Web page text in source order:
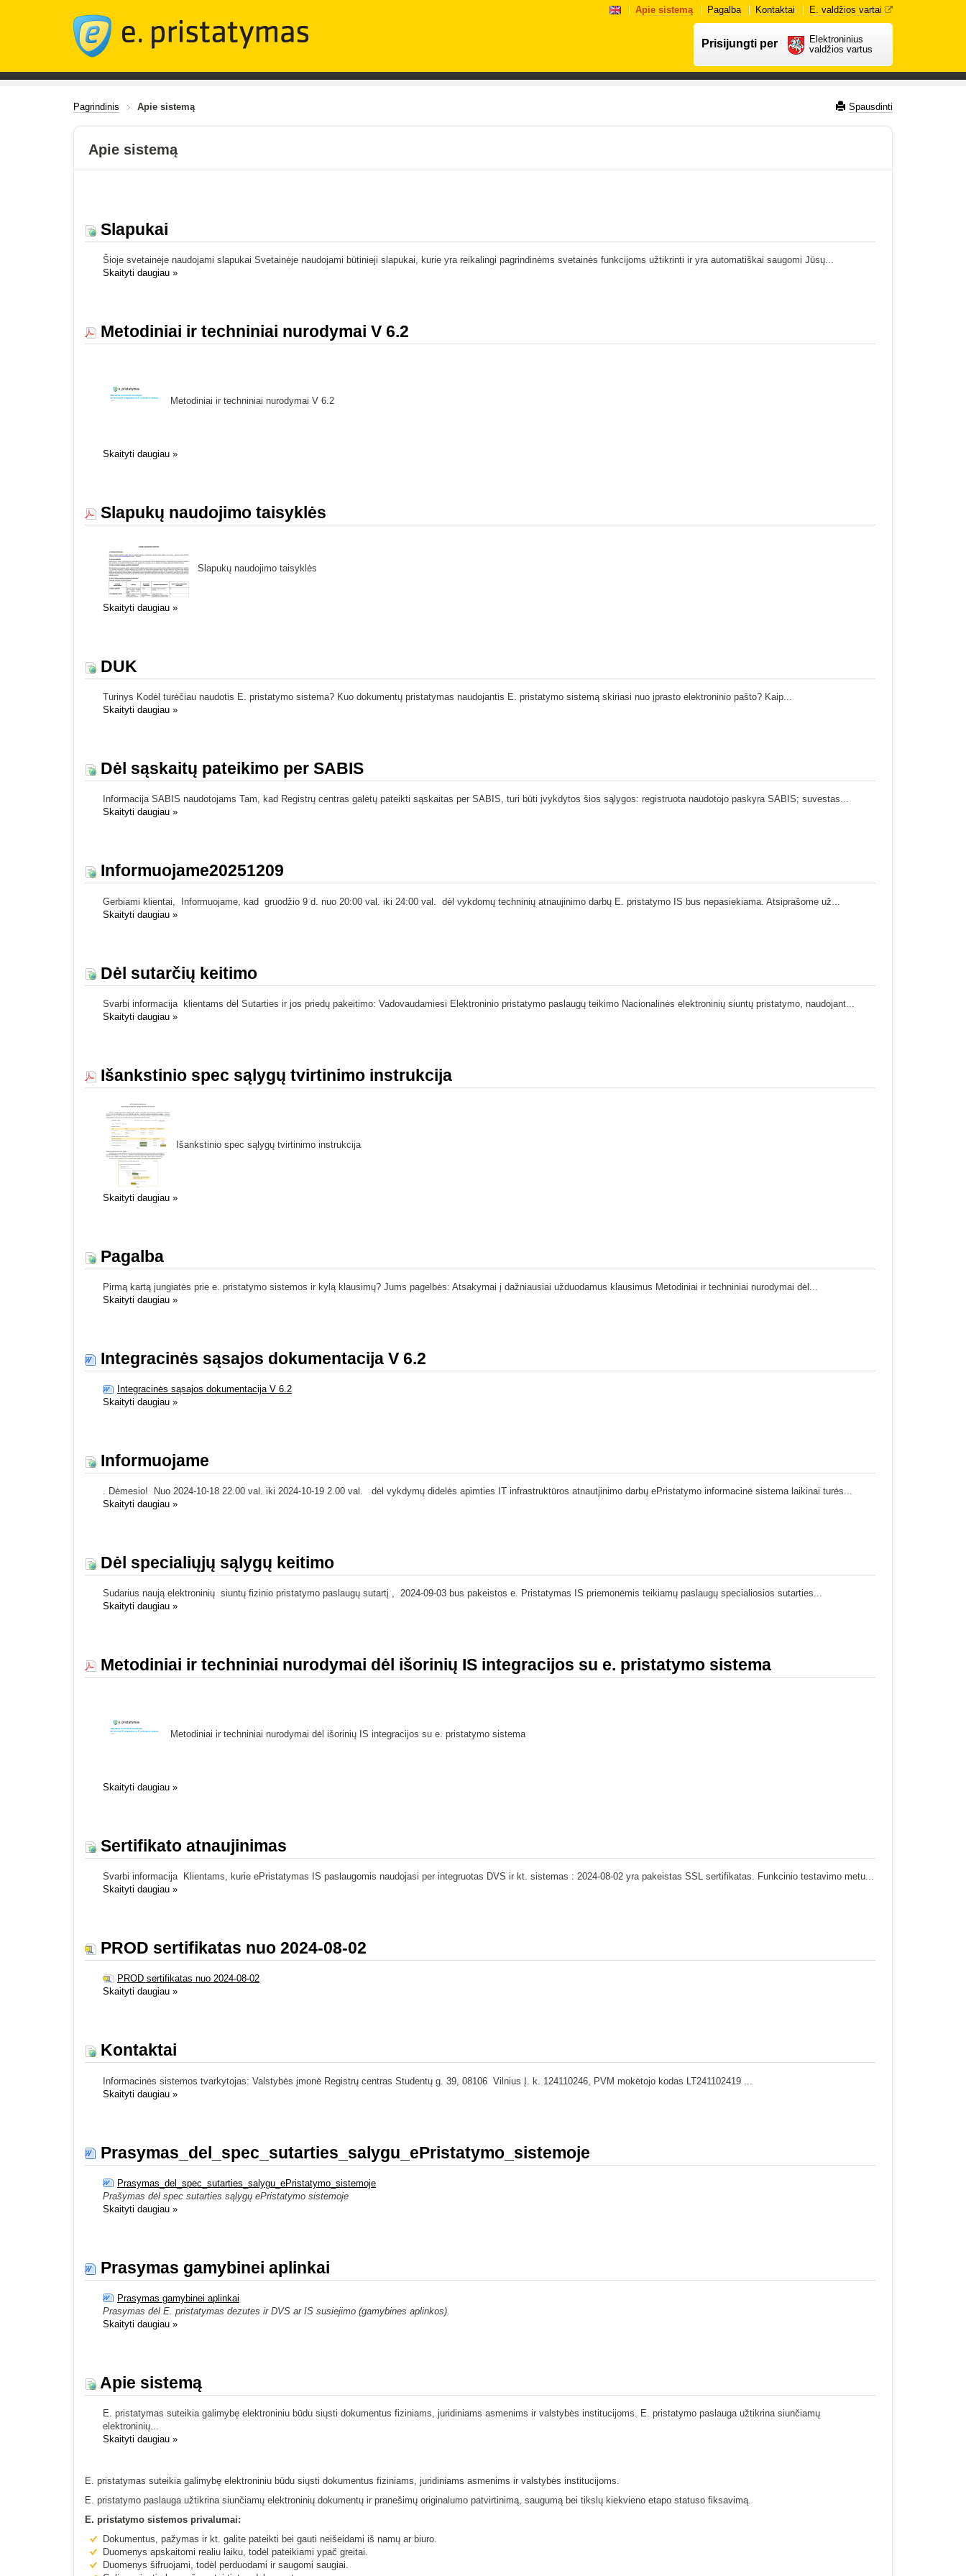
Apie sistemą Pagalba Kontaktai E. valdžios vartai
Prisijungti per
Elektroninius
valdžios vartus
Pagrindinis Apie sistemą Spausdinti
Apie sistemą
Slapukai
Šioje svetainėje naudojami slapukai Svetainėje naudojami būtinieji slapukai, kurie yra reikalingi pagrindinėms svetainės funkcijoms užtikrinti ir yra automatiškai saugomi Jūsų...
Skaityti daugiau »
Metodiniai ir techniniai nurodymai V 6.2
Metodiniai ir techniniai nurodymai V 6.2
Skaityti daugiau »
Slapukų naudojimo taisyklės
Slapukų naudojimo taisyklės
Skaityti daugiau »
DUK
Turinys Kodėl turėčiau naudotis E. pristatymo sistema? Kuo dokumentų pristatymas naudojantis E. pristatymo sistemą skiriasi nuo įprasto elektroninio pašto? Kaip...
Skaityti daugiau »
Dėl sąskaitų pateikimo per SABIS
Informacija SABIS naudotojams Tam, kad Registrų centras galėtų pateikti sąskaitas per SABIS, turi būti įvykdytos šios sąlygos: registruota naudotojo paskyra SABIS; suvestas...
Skaityti daugiau »
Informuojame20251209
Gerbiami klientai, Informuojame, kad gruodžio 9 d. nuo 20:00 val. iki 24:00 val. dėl vykdomų techninių atnaujinimo darbų E. pristatymo IS bus nepasiekiama. Atsiprašome už...
Skaityti daugiau »
Dėl sutarčių keitimo
Svarbi informacija klientams dėl Sutarties ir jos priedų pakeitimo: Vadovaudamiesi Elektroninio pristatymo paslaugų teikimo Nacionalinės elektroninių siuntų pristatymo, naudojant...
Skaityti daugiau »
Išankstinio spec sąlygų tvirtinimo instrukcija
Išankstinio spec sąlygų tvirtinimo instrukcija
Skaityti daugiau »
Pagalba
Pirmą kartą jungiatės prie e. pristatymo sistemos ir kylą klausimų? Jums pagelbės: Atsakymai į dažniausiai užduodamus klausimus Metodiniai ir techniniai nurodymai dėl...
Skaityti daugiau »
Integracinės sąsajos dokumentacija V 6.2
Integracinės sąsajos dokumentacija V 6.2
Skaityti daugiau »
Informuojame
. Dėmesio! Nuo 2024-10-18 22.00 val. iki 2024-10-19 2.00 val. dėl vykdymų didelės apimties IT infrastruktūros atnautjinimo darbų ePristatymo informacinė sistema laikinai turės...
Skaityti daugiau »
Dėl specialiųjų sąlygų keitimo
Sudarius naują elektroninių siuntų fizinio pristatymo paslaugų sutartį , 2024-09-03 bus pakeistos e. Pristatymas IS priemonėmis teikiamų paslaugų specialiosios sutarties...
Skaityti daugiau »
Metodiniai ir techniniai nurodymai dėl išorinių IS integracijos su e. pristatymo sistema
Metodiniai ir techniniai nurodymai dėl išorinių IS integracijos su e. pristatymo sistema
Skaityti daugiau »
Sertifikato atnaujinimas
Svarbi informacija Klientams, kurie ePristatymas IS paslaugomis naudojasi per integruotas DVS ir kt. sistemas : 2024-08-02 yra pakeistas SSL sertifikatas. Funkcinio testavimo metu...
Skaityti daugiau »
PROD sertifikatas nuo 2024-08-02
PROD sertifikatas nuo 2024-08-02
Skaityti daugiau »
Kontaktai
Informacinės sistemos tvarkytojas: Valstybės įmonė Registrų centras Studentų g. 39, 08106 Vilnius Į. k. 124110246, PVM mokėtojo kodas LT241102419 ...
Skaityti daugiau »
Prasymas_del_spec_sutarties_salygu_ePristatymo_sistemoje
Prasymas_del_spec_sutarties_salygu_ePristatymo_sistemoje
Prašymas dėl spec sutarties sąlygų ePristatymo sistemoje
Skaityti daugiau »
Prasymas gamybinei aplinkai
Prasymas gamybinei aplinkai
Prasymas dėl E. pristatymas dezutes ir DVS ar IS susiejimo (gamybines aplinkos).
Skaityti daugiau »
Apie sistemą
E. pristatymas suteikia galimybę elektroniniu būdu siųsti dokumentus fiziniams, juridiniams asmenims ir valstybės institucijoms. E. pristatymo paslauga užtikrina siunčiamų
elektroninių...
Skaityti daugiau »
E. pristatymas suteikia galimybę elektroniniu būdu siųsti dokumentus fiziniams, juridiniams asmenims ir valstybės institucijoms.
E. pristatymo paslauga užtikrina siunčiamų elektroninių dokumentų ir pranešimų originalumo patvirtinimą, saugumą bei tikslų kiekvieno etapo statuso fiksavimą.
E. pristatymo sistemos privalumai:
Dokumentus, pažymas ir kt. galite pateikti bei gauti neišeidami iš namų ar biuro.
Duomenys apskaitomi realiu laiku, todėl pateikiami ypač greitai.
Duomenys šifruojami, todėl perduodami ir saugomi saugiai.